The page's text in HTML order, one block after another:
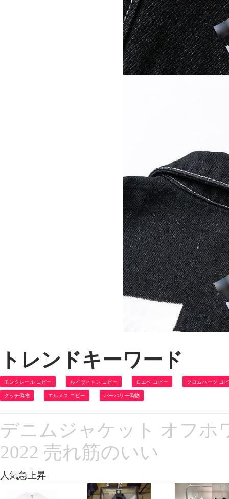
トレンドキーワード
モンクレール コピー ルイヴィトン コピー ロエベ コピー クロムハーツ コ
グッチ偽物 エルメス コピー バーバリー偽物
デニムジャケット オフホ
2022 売れ筋のいい
人気急上昇